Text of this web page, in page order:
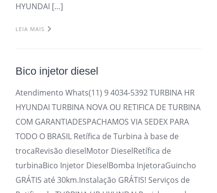
HYUNDAI […]
LEIA MAIS
Bico injetor diesel
Atendimento Whats(11) 9 4034-5392 TURBINA HR
HYUNDAI TURBINA NOVA OU RETIFICA DE TURBINA
COM GARANTIADESPACHAMOS VIA SEDEX PARA
TODO O BRASIL Retífica de Turbina à base de
trocaRevisão dieselMotor DieselRetífica de
turbinaBico Injetor DieselBomba InjetoraGuincho
GRÁTIS até 30km.Instalação GRÁTIS! Serviços de